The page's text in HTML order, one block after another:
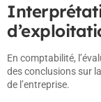
En comptabilité,
des conclusions sur
de l’entreprise.